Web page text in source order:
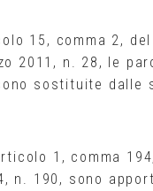
15, comma 2,
2011, n. 28, le
sostituite dalle
1, comma
n. 190, sono